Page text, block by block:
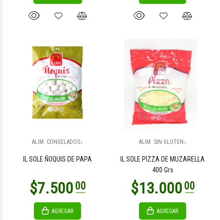
ALIM. CONGELADOS↓
IL SOLE ÑOQUIS DE PAPA
AGREGAR
ALIM. SIN GLUTEN↓
IL SOLE PIZZA DE MUZARELLA
400 Grs
AGREGAR